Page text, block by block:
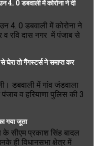
0 डबवाली में कोरोना ने दी
4. 0 डबवाली में कोरोना ने
व रवि दास नगर में पंजाब से
घेरा तो गैंगस्टर्स ने समाप्त कर
डबवाली में गांव जंडवाला
व हरियाणा पुलिस की 3
गया जूता
सीएम प्रकाश सिंह बादल
ही विधानसभा क्षेत्र में